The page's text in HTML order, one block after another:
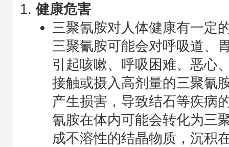
健康危害
三聚氰胺对人体健康有一定
三聚氰胺可能会对呼吸道、
引起咳嗽、呼吸困难、恶心
接触或摄入高剂量的三聚氰
产生损害，导致结石等疾病
氰胺在体内可能会转化为三
成不溶性的结晶物质，沉积